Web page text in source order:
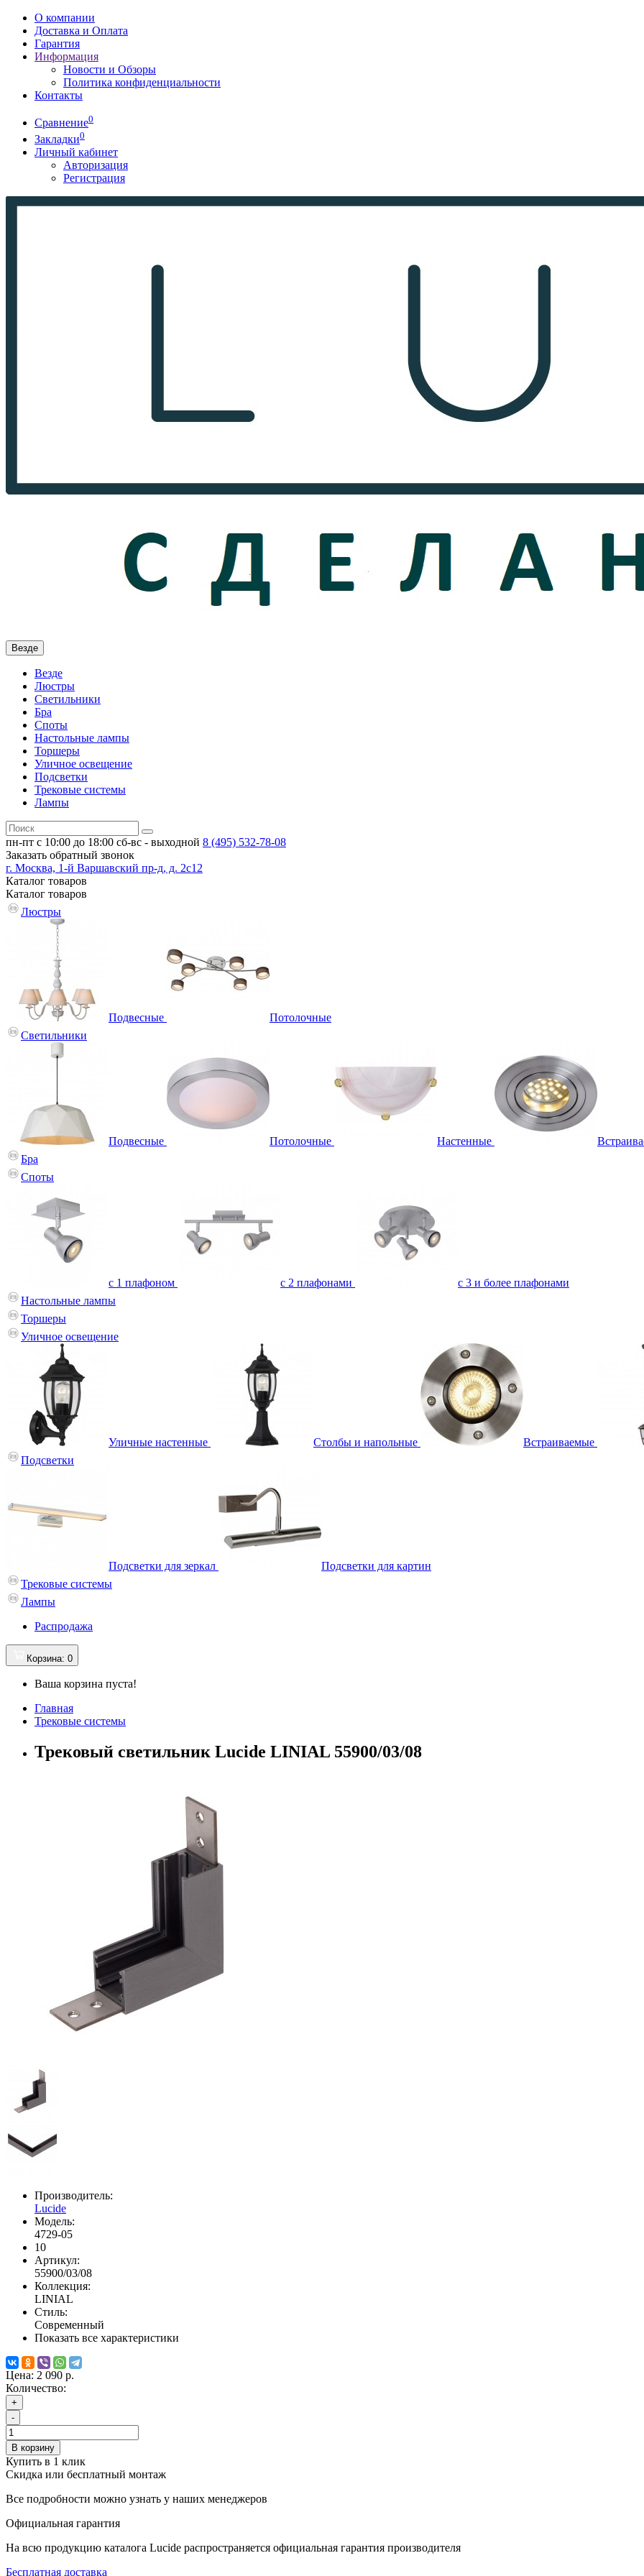
О компании
Доставка и Оплата
Гарантия
Информация
Новости и Обзоры
Политика конфиденциальности
Контакты
Сравнение0
Закладки0
Личный кабинет
Авторизация
Регистрация
Везде
Везде
Люстры
Светильники
Бра
Споты
Настольные лампы
Торшеры
Уличное освещение
Подсветки
Трековые системы
Лампы
пн-пт с 10:00 до 18:00 сб-вс - выходной 8 (495) 532-78-08
Заказать обратный звонок
г. Москва, 1-й Варшавский пр-д, д. 2с12
Каталог товаров
Каталог товаров
Люстры
Подвесные
Потолочные
Светильники
Подвесные Потолочные Настенные
Бра
Споты
с 1 плафоном с 2 плафонами
с 3 и более плафонами
Настольные лампы
Торшеры
Уличное освещение
Уличные настенные Столбы и напольные Встраиваемые
Подсветки
Подсветки для зеркал
Подсветки для картин
Трековые системы
Лампы
Распродажа
Корзина: 0
Ваша корзина пуста!
Главная
Трековые системы
Трековый светильник Lucide LINIAL 55900/03/08
Производитель:
Lucide
Модель:
4729-05
10
Артикул:
55900/03/08
Коллекция:
LINIAL
Стиль:
Современный
Показать все характеристики
Цена: 2 090 р.
Количество:
+
-
В корзину
Купить в 1 клик
Скидка или бесплатный монтаж
Все подробности можно узнать у наших менеджеров
Официальная гарантия
На всю продукцию каталога Lucide распространяется официальная гарантия производителя
Бесплатная доставка